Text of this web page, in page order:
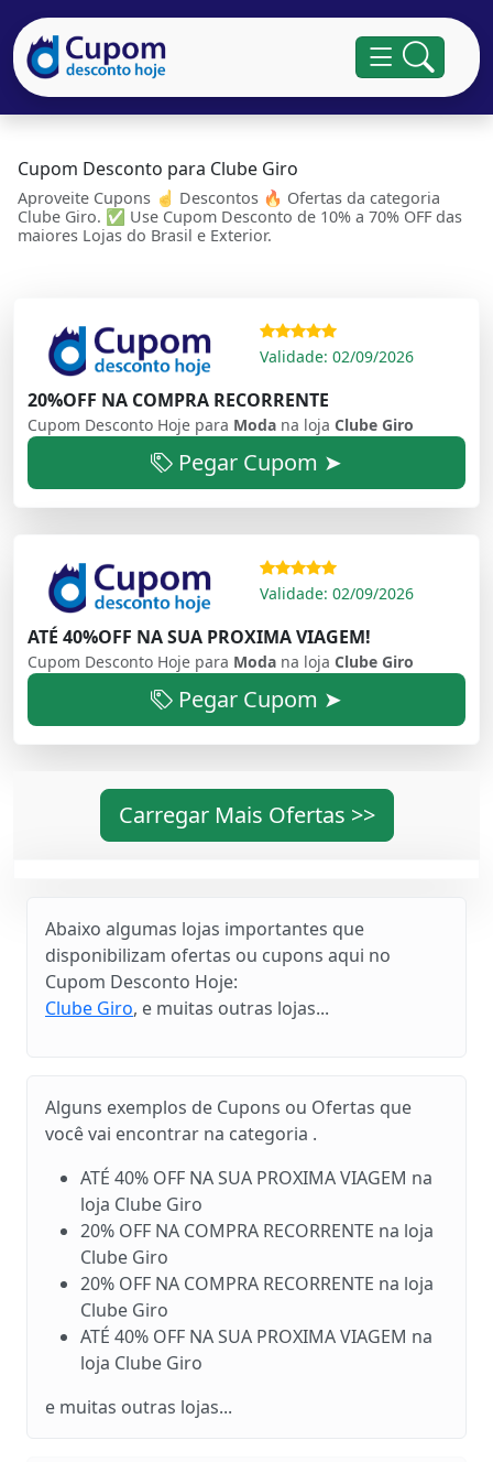
Cupom Desconto para Clube Giro
Aproveite Cupons ☝ Descontos 🔥 Ofertas da categoria
Clube Giro. ✅ Use Cupom Desconto de 10% a 70% OFF das
maiores Lojas do Brasil e Exterior.
Validade: 02/09/2026
20%OFF NA COMPRA RECORRENTE
Cupom Desconto Hoje para Moda na loja Clube Giro
Pegar Cupom ➤
Validade: 02/09/2026
ATÉ 40%OFF NA SUA PROXIMA VIAGEM!
Cupom Desconto Hoje para Moda na loja Clube Giro
Pegar Cupom ➤
Carregar Mais Ofertas >>
Abaixo algumas lojas importantes que
disponibilizam ofertas ou cupons aqui no
Cupom Desconto Hoje:
Clube Giro, e muitas outras lojas...
Alguns exemplos de Cupons ou Ofertas que
você vai encontrar na categoria .
ATÉ 40% OFF NA SUA PROXIMA VIAGEM na
loja Clube Giro
20% OFF NA COMPRA RECORRENTE na loja
Clube Giro
20% OFF NA COMPRA RECORRENTE na loja
Clube Giro
ATÉ 40% OFF NA SUA PROXIMA VIAGEM na
loja Clube Giro
e muitas outras lojas...